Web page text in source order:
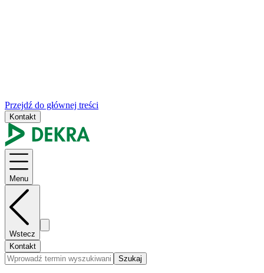
Przejdź do głównej treści
Kontakt
Menu
Wstecz
Kontakt
Szukaj